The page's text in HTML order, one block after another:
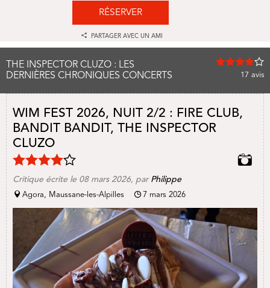
RÉSERVER
PARTAGER AVEC UN AMI
THE INSPECTOR CLUZO : LES
DERNIÈRES CHRONIQUES CONCERTS
17 avis
WIM FEST 2026, NUIT 2/2 : FIRE CLUB,
BANDIT BANDIT, THE INSPECTOR
CLUZO
Critique écrite le 08 mars 2026, par Philippe
Agora, Maussane-les-Alpilles 7 mars 2026